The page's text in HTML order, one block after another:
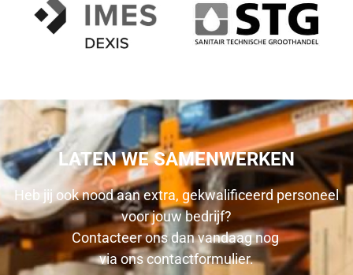
LATEN WE SAMENWERKEN
Heb jij ook nood aan extra, gekwalificeerd personeel
voor jouw bedrijf?
Contacteer ons dan vandaag nog
via onscontactformulier.